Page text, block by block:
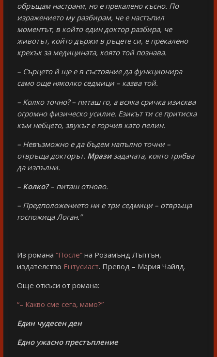
обръщам настрани, но е прекалено късно. По
изражението му разбирам, че е настъпил
моментът, в който един доктор разбира, че
животът, който държи в ръцете си, е прекалено
крехък за медицината, която той познава.
– Сърцето й ще е в състояние да функционира
само още няколко седмици – казва той.
– Колко точно? – питаш го, а всяка сричка изисква
огромно физическо усилие. Езикът ти се притиска
към небцето, звукът е горчив като пелин.
– Невъзможно е да бъдем напълно точни –
отвръща докторът. Мразизадачата, която трябва
да изпълни.
– Колко?– питаш отново.
– Предположението ни е три седмици – отвръща
госпожица Логан.”
Из романа “После”на Розамънд Лъптън,
издателство Ентусиаст. Превод – Мария Чайлд.
Още откъси от романа:
“– Какво сме сега, мамо?”
Един чудесен ден
Едно ужасно престъпление